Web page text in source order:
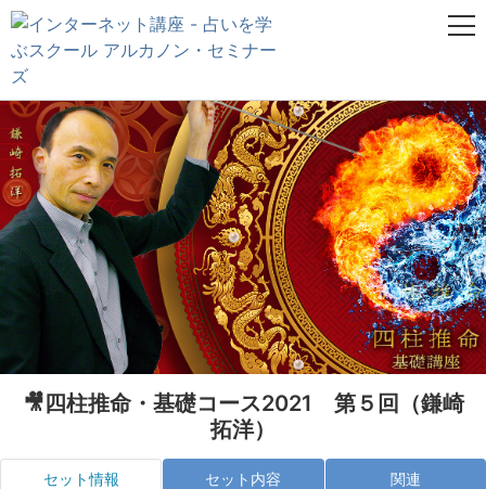
🎥四柱推命・基礎コース2021 第５回（鎌崎
拓洋）
セット情報 セット内容 関連